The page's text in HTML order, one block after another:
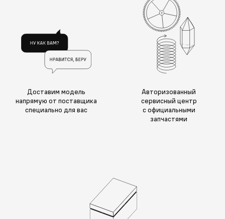
Доставим модель
напрямую от поставщика
специально для вас
Авторизованный
сервисный центр
с официальными
запчастями